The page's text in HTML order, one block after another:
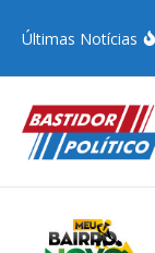
Últimas Notícias
Santo André